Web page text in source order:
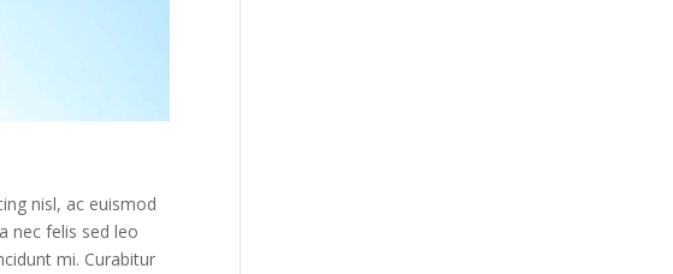
nisl, ac euismod
nec felis sed leo
mi. Curabitur